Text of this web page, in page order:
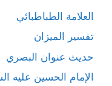
العلامة الطباطبائي
تفسير الميزان
حديث عنوان البصري
الإمام الحسين عليه